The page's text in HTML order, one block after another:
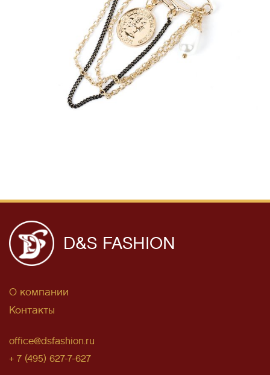
D&S FASHION
О компании
Контакты
office@dsfashion.ru
+ 7 (495) 627-7-627